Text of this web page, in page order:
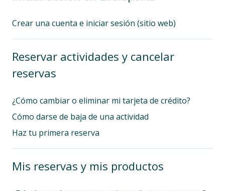
Crear una cuenta e iniciar sesión (sitio web)
Reservar actividades y cancelar
reservas
¿Cómo cambiar o eliminar mi tarjeta de crédito?
Cómo darse de baja de una actividad
Haz tu primera reserva
Mis reservas y mis productos